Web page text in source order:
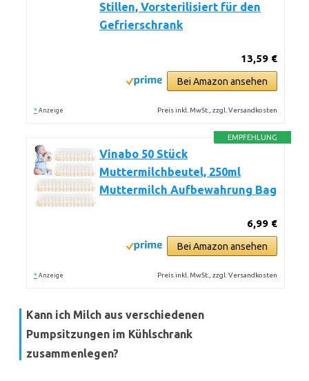
Stillen, Vorsterilisiert für den
Gefrierschrank
13,59 €
Bei Amazon ansehen
* Anzeige Preis inkl. MwSt., zzgl. Versandkosten
EMPFEHLUNG
Vinabo 50 Stück
Muttermilchbeutel, 250ml
Muttermilch Aufbewahrung Bag
6,99 €
Bei Amazon ansehen
* Anzeige Preis inkl. MwSt., zzgl. Versandkosten
Kann ich Milch aus verschiedenen
Pumpsitzungen im Kühlschrank
zusammenlegen?